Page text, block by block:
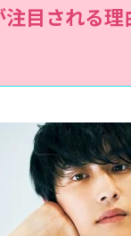
目される